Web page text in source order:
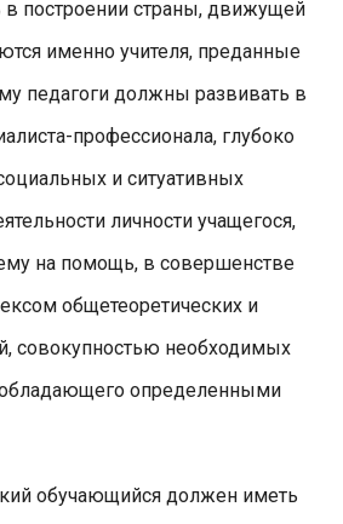
построении страны, движущей
именно учителя, преданные
педагоги должны развивать в
профессионала, глубоко
и ситуативных
личности учащегося,
на помощь, в совершенстве
общетеоретических и
совокупностью необходимых
определенными
обучающийся должен иметь